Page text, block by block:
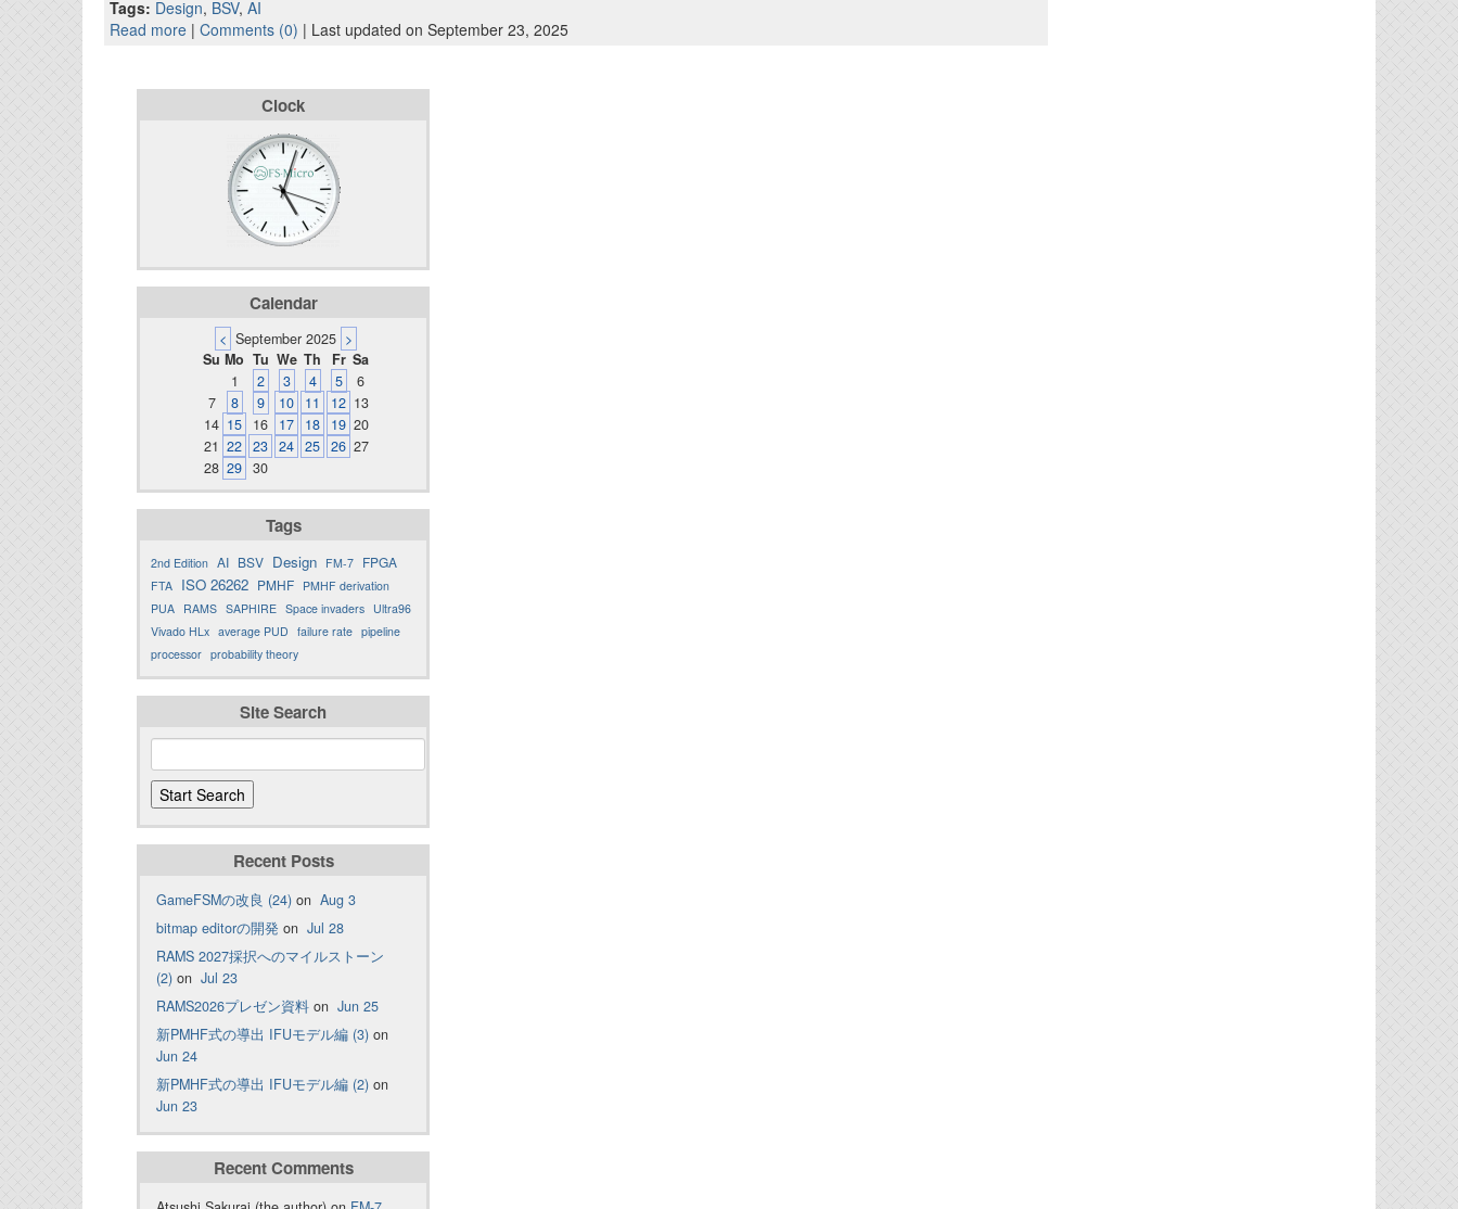
Tags: Design, BSV, AI
Read more | Comments (0) | Last updated on September 23, 2025
Clock
Calendar
< September 2025 >
Su Mo Tu We Th Fr Sa
1
2 3 4 5
6
7
8 9 10 11 12 13
14 15 16 17 18 19 20
21 22 23 24 25 26 27
28 29 30
Tags
2nd Edition AI BSV Design FM-7 FPGA
FTA ISO 26262 PMHF PMHF derivation
PUA RAMS SAPHIRE Space invaders Ultra96
Vivado HLx average PUD failure rate pipeline
processor probability theory
Site Search
Recent Posts
GameFSMの改良 (24) on Aug 3
bitmap editorの開発 on Jul 28
RAMS 2027採択へのマイルストーン
(2) on Jul 23
RAMS2026プレゼン資料 on Jun 25
新PMHF式の導出 IFUモデル編 (3) on
Jun 24
新PMHF式の導出 IFUモデル編 (2) on
Jun 23
Recent Comments